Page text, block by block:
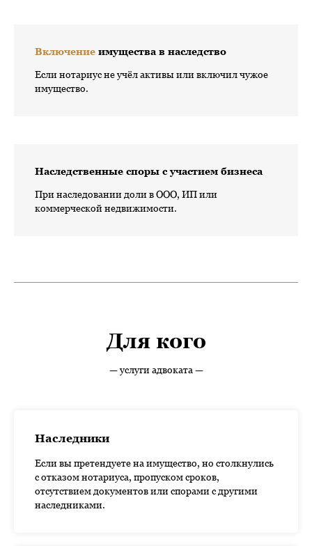
Включение имущества в наследство
Если нотариус не учёл активы или включил чужое
имущество.
Наследственные споры с участием бизнеса
При наследовании доли в ООО, ИП или
коммерческой недвижимости.
Для кого
— услуги адвоката —
Наследники
Если вы претендуете на имущество, но столкнулись
с отказом нотариуса, пропуском сроков,
отсутствием документов или спорами с другими
наследниками.